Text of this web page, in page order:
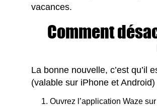
vacances.
Comment
La bonne nouvelle, c’est qu’il
(valable sur iPhone et Android)
Ouvrez l’application Waze